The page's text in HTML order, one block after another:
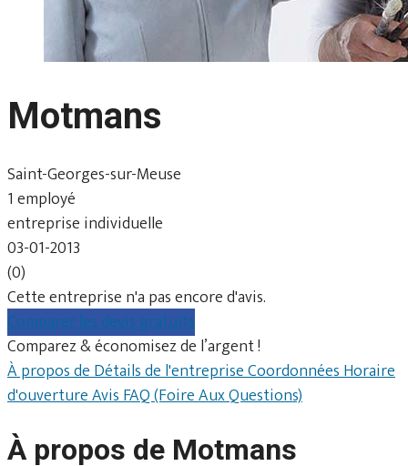
Motmans
Saint-Georges-sur-Meuse
1 employé
entreprise individuelle
03-01-2013
(0)
Cette entreprise n'a pas encore d'avis.
Comparer les devis gratuits
Comparez & économisez de l’argent !
À propos deDétails de l'entrepriseCoordonnéesHoraire
d'ouvertureAvisFAQ (Foire Aux Questions)
À propos de Motmans